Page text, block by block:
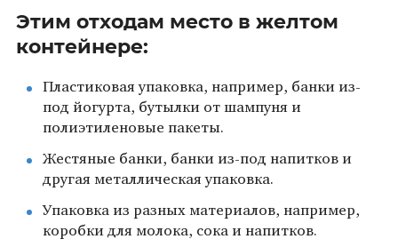
Этим отходам место в желтом
контейнере:
Пластиковая упаковка, например, банки из-
под йогурта, бутылки от шампуня и
полиэтиленовые пакеты.
Жестяные банки, банки из-под напитков и
другая металлическая упаковка.
Упаковка из разных материалов, например,
коробки для молока, сока и напитков.